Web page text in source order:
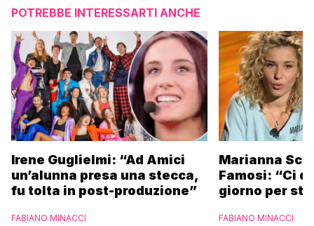
POTREBBE INTERESSARTI ANCHE
Irene Guglielmi: “Ad Amici
un’alunna presa una stecca,
fu tolta in post-produzione”
FABIANO MINACCI
Marianna
Famosi: “Ci
giorno per
FABIANO MINACCI